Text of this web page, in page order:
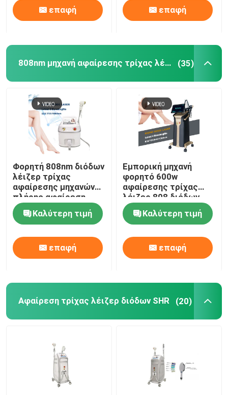
Καθαρίζοντας μηχανή Hydrafacial
Picosecond μηχανή λέιζερ
πολυσύνθετος εξοπλισμός ομορφιάς
επαφή επαφή
808nm μηχανή αφαίρεσης τρίχας λέιζερ διόδων (35)
Φορητή 808nm διόδων
λέιζερ τρίχας
αφαίρεσης μηχανών
πλήρης αφαίρεση
τρίχας σώματος
μόνιμηΚαλύτερη τιμή
επαφή
Εμπορική μηχανή
φορητό 600w
αφαίρεσης τρίχας
λέιζερ 808 διόδων
Καλύτερη τιμή
επαφή
Αφαίρεση τρίχας λέιζερ διόδων SHR (20)